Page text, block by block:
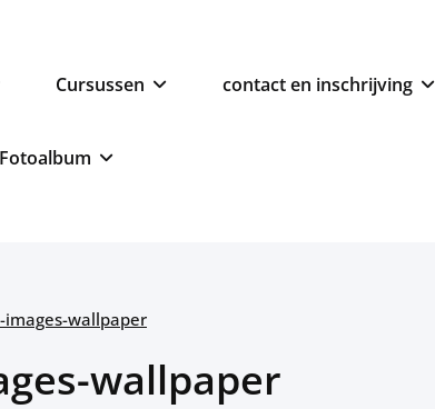
Cursussen contact en inschrijving
Fotoalbum
images-wallpaper
wallpaper